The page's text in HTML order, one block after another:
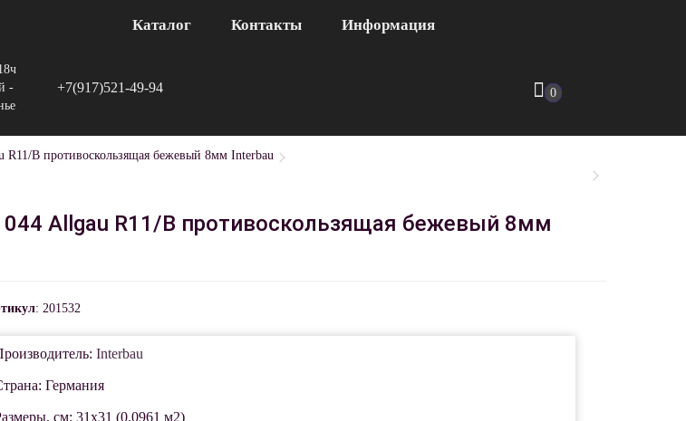
Каталог Контакты Информация
-
+7(917)521-49-94 0
R11/B противоскользящая бежевый 8мм Interbau
Allgau R11/B противоскользящая бежевый 8мм
: 201532
Interbau
Германия
см: 31x31 (0.0961 м2)